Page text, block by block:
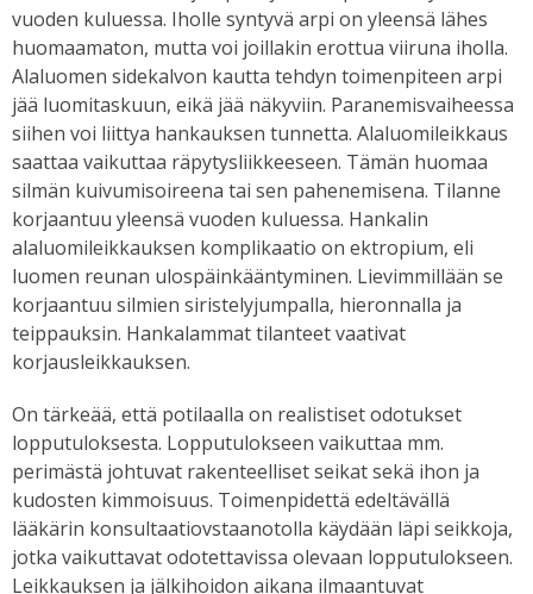
vuoden kuluessa. Iholle syntyvä arpi on yleensä lähes
huomaamaton, mutta voi joillakin erottua viiruna iholla.
Alaluomen sidekalvon kautta tehdyn toimenpiteen arpi
jää luomitaskuun, eikä jää näkyviin. Paranemisvaiheessa
siihen voi liittya hankauksen tunnetta. Alaluomileikkaus
saattaa vaikuttaa räpytysliikkeeseen. Tämän huomaa
silmän kuivumisoireena tai sen pahenemisena. Tilanne
korjaantuu yleensä vuoden kuluessa. Hankalin
alaluomileikkauksen komplikaatio on ektropium, eli
luomen reunan ulospäinkääntyminen. Lievimmillään se
korjaantuu silmien siristelyjumpalla, hieronnalla ja
teippauksin. Hankalammat tilanteet vaativat
korjausleikkauksen.
On tärkeää, että potilaalla on realistiset odotukset
lopputuloksesta. Lopputulokseen vaikuttaa mm.
perimästä johtuvat rakenteelliset seikat sekä ihon ja
kudosten kimmoisuus. Toimenpidettä edeltävällä
lääkärin konsultaatiovstaanotolla käydään läpi seikkoja,
jotka vaikuttavat odotettavissa olevaan lopputulokseen.
Leikkauksen ja jälkihoidon aikana ilmaantuvat